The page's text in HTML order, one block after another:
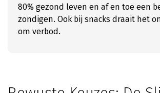
80% gezond leven en af en toe een
zondigen. Ook bij snacks draait het
om verbod.